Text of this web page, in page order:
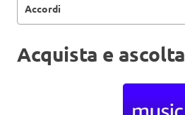
Accordi
Acquista e ascolta